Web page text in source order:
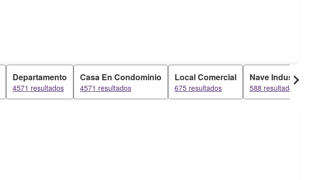
Departamento
4571 resultados
Casa En Condominio
4571 resultados
Local Comercial
675 resultados
Nave Industrial
588 resultados